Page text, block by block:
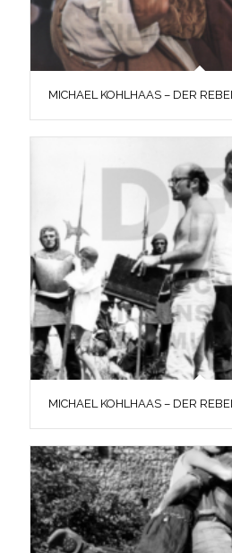
MICHAEL KOHLHAAS – DER
MICHAEL KOHLHAAS – DER